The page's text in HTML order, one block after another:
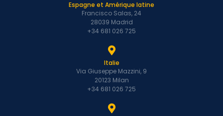
Espagne et Amérique latine
Francisco Salas, 24
28039 Madrid
+34 681 026 725
Italie
Via Giuseppe Mazzini, 9
20123 Milan
+34 681 026 725